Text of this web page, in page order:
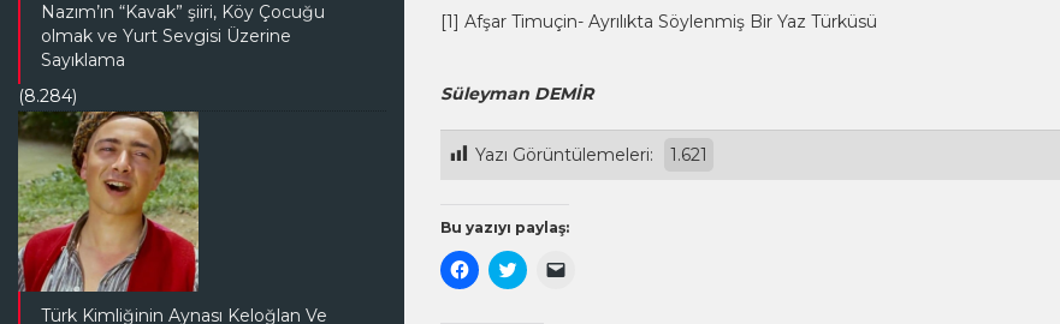
Nazım’ın “Kavak” şiiri, Köy Çocuğu
olmak ve Yurt Sevgisi Üzerine
Sayıklama
(8.284)
Türk Kimliğinin Aynası Keloğlan Ve
[1] Afşar Timuçin- Ayrılıkta Söylenmiş Bir Yaz Türküsü
Süleyman DEMİR
Yazı Görüntülemeleri: 1.621
Bu yazıyı paylaş:
Facebook'ta
paylaşmak
Twitter
üzerinde